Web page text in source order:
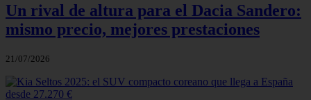
Un rival de altura para el Dacia Sandero:
mismo precio, mejores prestaciones
21/07/2026